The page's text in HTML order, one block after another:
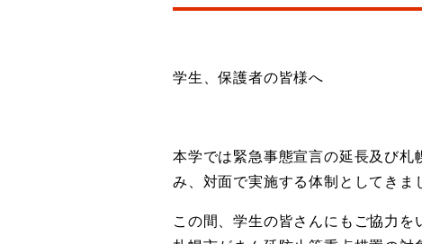
学生、保護者の皆様へ
本学では緊急事態宣言の延長及び
み、対面で実施する体制としてきま
この間、学生の皆さんにもご協力